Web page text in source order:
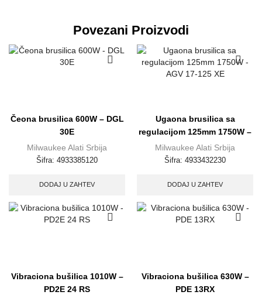
Povezani Proizvodi
Čeona brusilica 600W – DGL
30E
Milwaukee Alati Srbija
Šifra: 4933385120
DODAJ U ZAHTEV
Ugaona brusilica sa
regulacijom 125mm 1750W –
AGV 17-125 XE
Milwaukee Alati Srbija
Šifra: 4933432230
DODAJ U ZAHTEV
Vibraciona bušilica 1010W –
PD2E 24 RS
Vibraciona bušilica 630W –
PDE 13RX